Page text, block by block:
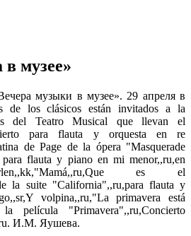
музее»
музыки в музее». 29 апреля в
de los clásicos están invitados a la
del Teatro Musical que llevan el
para flauta y orquesta en re
de Page de la ópera "Masquerade
para flauta y piano en mi menor,,ru,en
es el
la suite "California",,ru,para flauta y
volpina,,ru,"La primavera está
película "Primavera",,ru,Concierto
И.М. Яушева.